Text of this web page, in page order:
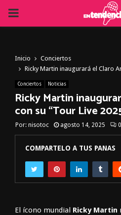
PRIMARY
Inicio
Conciertos
Ricky Martin inaugurará el Claro
Conciertos Noticias
Ricky Martin
con su “Tour Live
Por: nisotoc agosto 14, 2025 0
COMPARTELO A TUS PANAS
El ícono mundial Ricky Martin